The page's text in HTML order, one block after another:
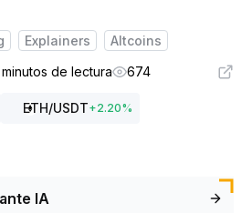
Explainers
Altcoins
de lectura 674
ETH/USDT+2.20%
IA